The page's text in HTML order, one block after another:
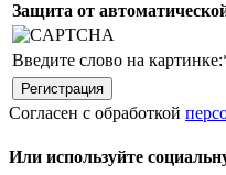
Защита от
Введите слово на картинке:
Согласен с обработкой
Или используйте